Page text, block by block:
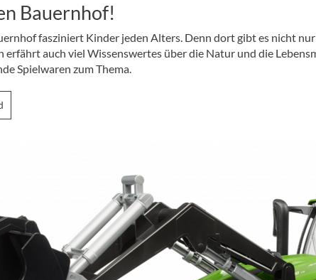
Bauernhof!
fasziniert Kinder jeden Alters. Denn dort gibt es nicht
erfährt auch viel Wissenswertes über die Natur und die
Spielwaren zum Thema.